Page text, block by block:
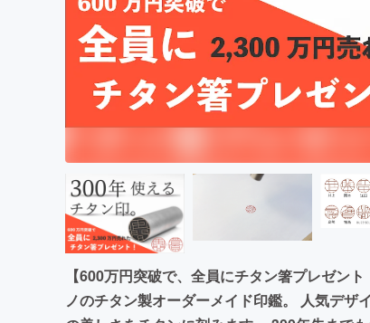
【600万円突破で、全員にチタン箸プレゼン
ノのチタン製オーダーメイド印鑑。 人気デ